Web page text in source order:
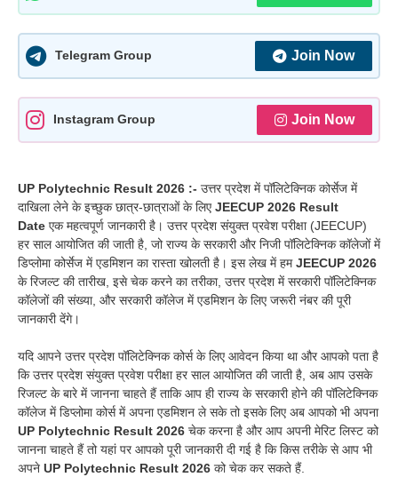
Telegram Group Join Now
Instagram Group Join Now
UP Polytechnic Result 2026 :- उत्तर प्रदेश में पॉलिटेक्निक कोर्सेज में
दाखिला लेने के इच्छुक छात्र-छात्राओं के लिएJEECUP 2026 Result
Date एक महत्वपूर्ण जानकारी है। उत्तर प्रदेश संयुक्त प्रवेश परीक्षा (JEECUP)
हर साल आयोजित की जाती है, जो राज्य के सरकारी और निजी पॉलिटेक्निक कॉलेजों में
डिप्लोमा कोर्सेज में एडमिशन का रास्ता खोलती है। इस लेख में हमJEECUP 2026
के रिजल्ट की तारीख, इसे चेक करने का तरीका, उत्तर प्रदेश में सरकारी पॉलिटेक्निक
कॉलेजों की संख्या, और सरकारी कॉलेज में एडमिशन के लिए जरूरी नंबर की पूरी
जानकारी देंगे।
यदि आपने उत्तर प्रदेश पॉलिटेक्निक कोर्स के लिए आवेदन किया था और आपको पता है
कि उत्तर प्रदेश संयुक्त प्रवेश परीक्षा हर साल आयोजित की जाती है, अब आप उसके
रिजल्ट के बारे में जानना चाहते हैं ताकि आप ही राज्य के सरकारी होने की पॉलिटेक्निक
कॉलेज में डिप्लोमा कोर्स में अपना एडमिशन ले सके तो इसके लिए अब आपको भी अपना
UP Polytechnic Result 2026 चेक करना है और आप अपनी मेरिट लिस्ट को
जानना चाहते हैं तो यहां पर आपको पूरी जानकारी दी गई है कि किस तरीके से आप भी
अपने UP Polytechnic Result 2026 को चेक कर सकते हैं.